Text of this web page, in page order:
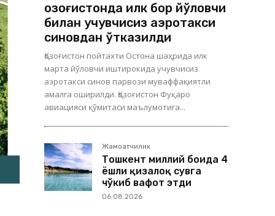
Қозоғистонда илк бор йўловчи
билан учувчисиз аэротакси
синовдан ўтказилди
Қозоғистон пойтахти Остона шаҳрида илк
марта йўловчи иштирокида учувчисиз
аэротакси синов парвози муваффақиятли
амалга оширилди. Қозоғистон Фуқаро
авиацияси қўмитаси маълумотига...
Жамоатчилик
Тошкент миллий боғида 4
ёшли қизалоқ сувга
чўкиб вафот этди
06.08.2026